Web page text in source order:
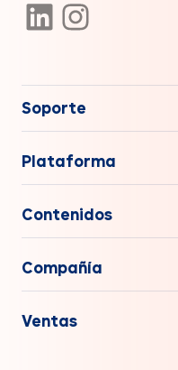
Soporte
Plataforma
Contenidos
Compañía
Ventas